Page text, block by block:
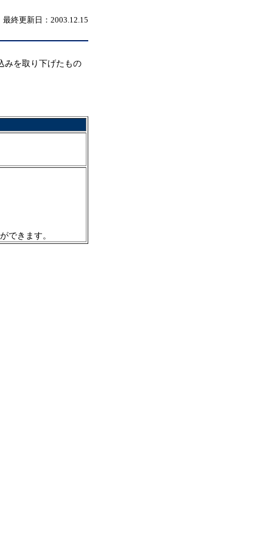
最終更新日：2003.12.15
みを取り下げたもの
できます。